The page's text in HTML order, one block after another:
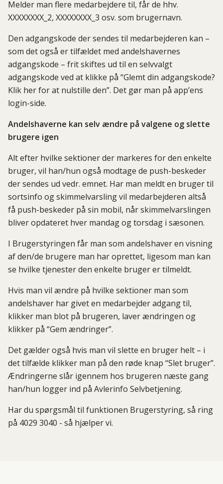
Melder man flere medarbejdere til, får de hhv.
XXXXXXXX_2, XXXXXXXX_3 osv. som brugernavn.
Den adgangskode der sendes til medarbejderen kan –
som det også er tilfældet med andelshavernes
adgangskode – frit skiftes ud til en selvvalgt
adgangskode ved at klikke på “Glemt din adgangskode?
Klik her for at nulstille den”. Det gør man på app’ens
login-side.
Andelshaverne kan selv ændre på valgene og slette
brugere igen
Alt efter hvilke sektioner der markeres for den enkelte
bruger, vil han/hun også modtage de push-beskeder
der sendes ud vedr. emnet. Har man meldt en bruger til
sortsinfo og skimmelvarsling vil medarbejderen altså
få push-beskeder på sin mobil, når skimmelvarslingen
bliver opdateret hver mandag og torsdag i sæsonen.
I Brugerstyringen får man som andelshaver en visning
af den/de brugere man har oprettet, ligesom man kan
se hvilke tjenester den enkelte bruger er tilmeldt.
Hvis man vil ændre på hvilke sektioner man som
andelshaver har givet en medarbejder adgang til,
klikker man blot på brugeren, laver ændringen og
klikker på “Gem ændringer”.
Det gælder også hvis man vil slette en bruger helt – i
det tilfælde klikker man på den røde knap “Slet bruger”.
Ændringerne slår igennem hos brugeren næste gang
han/hun logger ind på Avlerinfo Selvbetjening.
Har du spørgsmål til funktionen Brugerstyring, så ring
på 4029 3040 - så hjælper vi.